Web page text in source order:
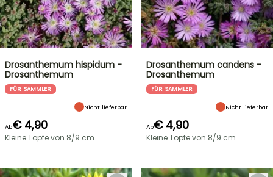
Drosanthemum hispidum -
Drosanthemum
FÜR SAMMLER
Nicht lieferbar
Ab€ 4,90
Kleine Töpfe von 8/9 cm
Drosanthemum candens -
Drosanthemum
FÜR SAMMLER
Nicht lieferbar
Ab€ 4,90
Kleine Töpfe von 8/9 cm